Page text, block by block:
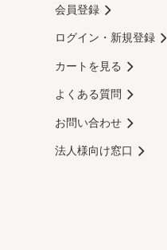
会員登録
ログイン・新規登録
カートを見る
よくある質問
お問い合わせ
法人様向け窓口